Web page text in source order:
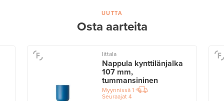
UUTTA
Osta aarteita
Iittala
Nappula kynttilänjalka
107 mm,
tummansininen
Myynnissä1
Seuraajat4